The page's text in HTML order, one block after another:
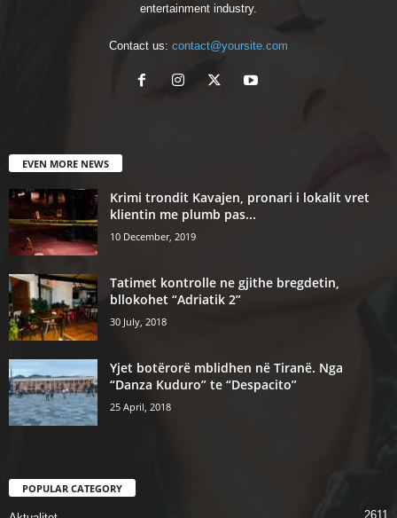
entertainment industry.
Contact us: contact@yoursite.com
EVEN MORE NEWS
Krimi trondit Kavajen, pronari i lokalit vret
klientin me plumb pas...
10 December, 2019
Tatimet kontrolle ne gjithe bregdetin,
bllokohet “Adriatik 2”
30 July, 2018
Yjet botërorë mblidhen në Tiranë. Nga
“Danza Kuduro” te “Despacito”
25 April, 2018
POPULAR CATEGORY
2611